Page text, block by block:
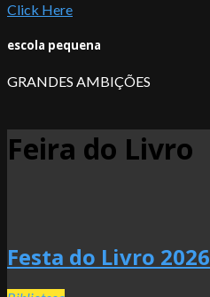
Click Here
escola pequena
GRANDES AMBIÇÕES
Feira do Livro
Festa do Livro 2026